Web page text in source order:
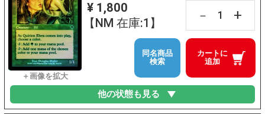
¥ 1,800
【NM 在庫:1】
－ +
カートに
追加
同名商品
検索
他の状態も見る